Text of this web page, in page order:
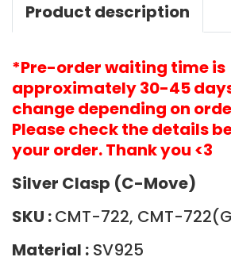
Product description
*Pre-order waiting time is
approximately 30-45
change depending on
Please check the details
your order. Thank you <3
Silver Clasp (C-Move)
SKU :CMT-722, CMT-
Material : SV925